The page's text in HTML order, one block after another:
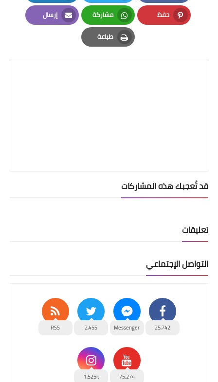
Facebook
Twitter
LinkedIn
حفظ
Pinterest
مشاركة
Whatsapp
إرسال
Email
طباعة
Print
قد تُعجبك هذه المشاركات
تعليقات
التواصل الإجتماعي
25,742
Messenger
2,455
RSS
75,274
1,525k